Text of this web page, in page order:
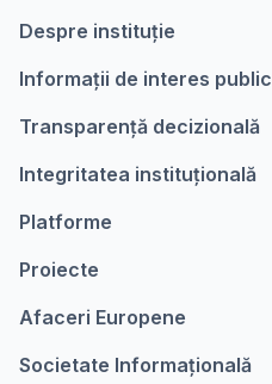
Despre instituție
Informații de interes public
Transparență decizională
Integritatea instituțională
Platforme
Proiecte
Afaceri Europene
Societate Informațională